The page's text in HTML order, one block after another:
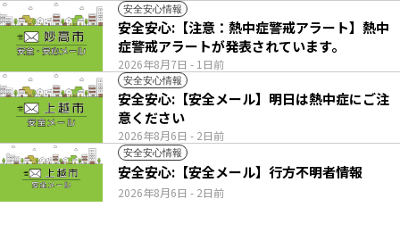
安全安心情報
2026年8月7日 - 1日前
安全安心:【注意：熱中症警戒アラート】熱中
症警戒アラートが発表されています。
安全安心情報
2026年8月6日 - 2日前
安全安心:【安全メール】明日は熱中症にご注
意ください
安全安心情報
2026年8月6日 - 2日前
安全安心:【安全メール】行方不明者情報